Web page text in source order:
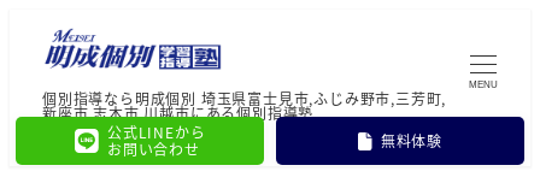
個別指導なら明成個別 埼玉県富士見市,ふじみ野市,三芳町,
新座市,志木市,川越市にある個別指導塾
公式LINEから
お問い合わせ
無料体験
MENU